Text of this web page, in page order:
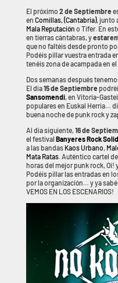
El próximo 2 de Septiembre
en Comillas, (Cantabria), junto
Mala Reputación o Tifer. En
en tierras cántabras, y
que no faltéis desde pronto
Podéis pillar vuestra entrada
tenéis zona de acampada en
Dos semanas después
El día15 de Septiembre
Sansomendi, en Vitoria-
populares en Euskal Herria…
buena noche de punk rock y
Al día siguiente, 16 de
el festival Banyeres Rock
a las bandas Kaos Urbano,
Mata Ratas. Auténtico cartel
horas del mejor punk rock,
Podéis pillar las entradas en
por la organización… y ya
VEMOS EN LOS ESCENARIOS!